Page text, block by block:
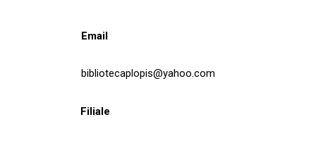
Email
bibliotecaplopis@yahoo.com
Filiale